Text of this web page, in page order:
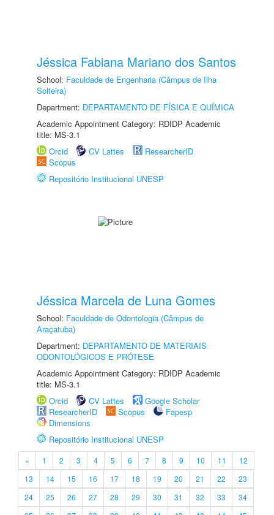
Jéssica Fabiana Mariano dos Santos
School: Faculdade de Engenharia (Câmpus de Ilha
Solteira)
Department: DEPARTAMENTO DE FÍSICA E QUÍMICA
Academic Appointment Category: RDIDP Academic
title: MS-3.1
Orcid
CV Lattes
ResearcherID
Scopus
Repositório Institucional UNESP
Jéssica Marcela de Luna Gomes
School: Faculdade de Odontologia (Câmpus de
Araçatuba)
Department: DEPARTAMENTO DE MATERIAIS
ODONTOLÓGICOS E PRÓTESE
Academic Appointment Category: RDIDP Academic
title: MS-3.1
Orcid
CV Lattes
Google Scholar
ResearcherID
Scopus
Fapesp
Dimensions
Repositório Institucional UNESP
« 1 2 3 4 5 6 7 8 9 10 11
12
13
14 15 16 17 18 19 20 21 22
23
24
25 26 27 28 29 30 31 32 33
34